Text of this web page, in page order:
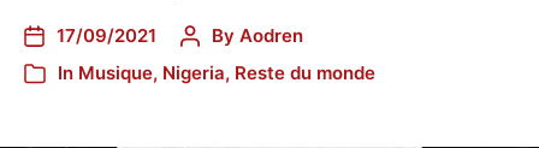
17/09/2021 By Aodren
In Musique, Nigeria, Reste du monde